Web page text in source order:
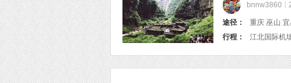
bnnw3860
途径：
重庆 巫山
行程：